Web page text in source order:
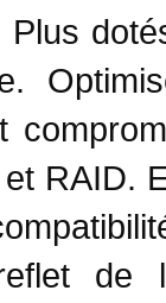
RAID.
de